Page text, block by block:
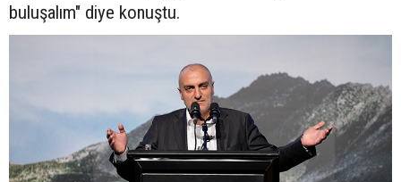
buluşalım" diye konuştu.